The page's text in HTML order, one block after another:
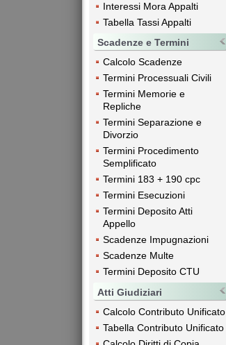
Interessi Mora Appalti
Tabella Tassi Appalti
Scadenze e Termini
Calcolo Scadenze
Termini Processuali Civili
Termini Memorie e
Repliche
Termini Separazione e
Divorzio
Termini Procedimento
Semplificato
Termini 183 + 190 cpc
Termini Esecuzioni
Termini Deposito Atti
Appello
Scadenze Impugnazioni
Scadenze Multe
Termini Deposito CTU
Atti Giudiziari
Calcolo Contributo Unificato
Tabella Contributo Unificato